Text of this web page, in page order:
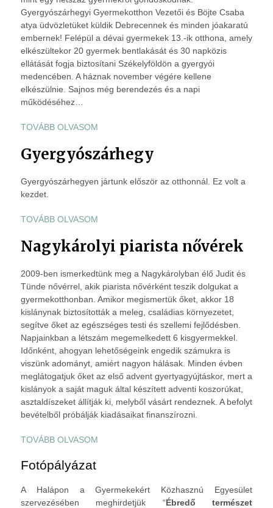
Gyergyószárhegyi Gyermekotthon Vezetői és Böjte Csaba
atya üdvözletüket küldik Debrecennek és minden jóakaratú
embernek! Felépül a dévai gyermekek 13.-ik otthona, amely
elkészültekor 20 gyermek bentlakását és 30 napközis
ellátását fogja biztosítani Székelyföldön a gyergyói
medencében. A háznak november végére kellene
elkészülnie. Sajnos még berendezés és a napi
működéséhez…
TOVÁBB OLVASOM
Gyergyószárhegy
Gyergyószárhegyen jártunk először az otthonnál. Ez volt a
kezdet.
TOVÁBB OLVASOM
Nagykárolyi piarista nővérek
2009-ben ismerkedtünk meg a Nagykárolyban élő Judit és
Tünde nővérrel, akik piarista nővérként teszik dolgukat a
gyermekotthonban. Amikor megismertük őket, akkor 18
kislánynak biztosították a meleg, családias környezetet,
segítve őket az egészséges testi és szellemi fejlődésben.
Napjainkban a létszám megemelkedett 6 kisgyermekkel.
Időnként, ahogyan lehetőségeink engedik számukra is
viszünk adományt, amiért nagyon hálásak. Minden évben
meglátogatjuk őket az első advent gyertyagyújtáskor, mert a
kislányok a saját maguk által készített adventi koszorúkat,
asztaldíszeket állítják ki, melyből vásárt rendeznek. A befolyt
bevételből próbálják kiadásaikat finanszírozni.
TOVÁBB OLVASOM
Fotópályázat
A Halápon a Gyermekekért Közhasznú Egyesület
szervezésében meghirdetjük “Ébredő természet